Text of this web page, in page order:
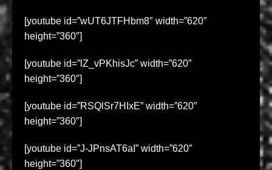
[youtube id=”wUT6JTFHbm8″ width=”620″
height=”360″]
[youtube id=”lZ_vPKhisJc” width=”620″
height=”360″]
[youtube id=”RSQlSr7HIxE” width=”620″
height=”360″]
[youtube id=”J-JPnsAT6aI” width=”620″
height=”360″]